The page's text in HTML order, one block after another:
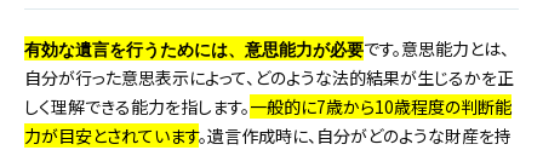
有効な遺言を行うためには、意思能力が必要です。意思能力とは、
自分が行った意思表示によって、どのような法的結果が生じるかを正
しく理解できる能力を指します。一般的に7歳から10歳程度の判断能
力が目安とされています。遺言作成時に、自分がどのような財産を持